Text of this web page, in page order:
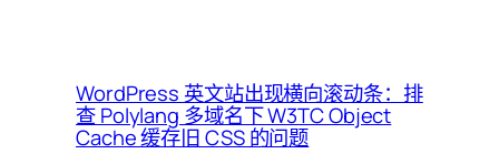
WordPress 英文站出现横向滚动条：排
查 Polylang 多域名下 W3TC Object
Cache 缓存旧 CSS 的问题